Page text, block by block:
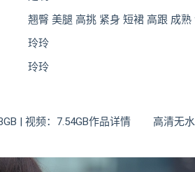
翘臀 美腿 高挑 紧身 短裙 高跟 成熟
玲玲
玲玲
| 视频：7.54GB作品详情 高清无水